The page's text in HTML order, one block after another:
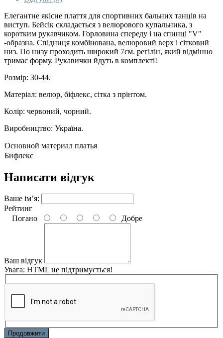
Елегантне якісне плаття для спортивних бальних танців на
виступ. Бейсік складається з велюрового купальника, з
коротким рукавчиком. Горловина спереду і на спинці "V"
-образна. Спідниця комбінована, велюровий верх і сітковий
низ. По низу проходить широкий 7см. регілін, який відмінно
тримає форму. Рукавички йдуть в комплекті!
Розмір: 30-44.
Матеріал: велюр, біфлекс, сітка з прінтом.
Колір: червоний, чорний.
Виробництво: Україна.
Основной материал платья
Бифлекс
Написати відгук
Ваше ім’я:
Рейтинг
Погано
Добре
Ваш відгук
Увага: HTML не підтримується!
Продовжити